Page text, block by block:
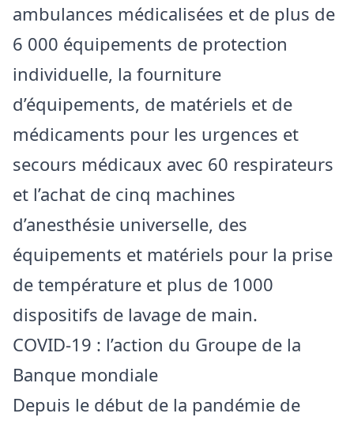
ambulances médicalisées et de plus de
6 000 équipements de protection
individuelle, la fourniture
d’équipements, de matériels et de
médicaments pour les urgences et
secours médicaux avec 60 respirateurs
et l’achat de cinq machines
d’anesthésie universelle, des
équipements et matériels pour la prise
de température et plus de 1000
dispositifs de lavage de main.
COVID-19 : l’action du Groupe de la
Banque mondiale
Depuis le début de la pandémie de